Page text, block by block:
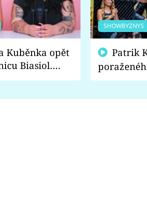
Kuběnka opět
Biasiol.
falešná a
SHOWBYZNYS
fanoušci